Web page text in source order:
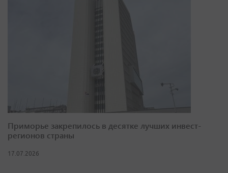
Приморье закрепилось в десятке лучших инвест-
регионов страны
17.07.2026